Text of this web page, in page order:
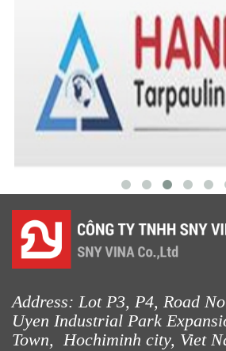
Address: Lot P3, P4, Road
Uyen Industrial Park
Town, Hochiminh city, Viet